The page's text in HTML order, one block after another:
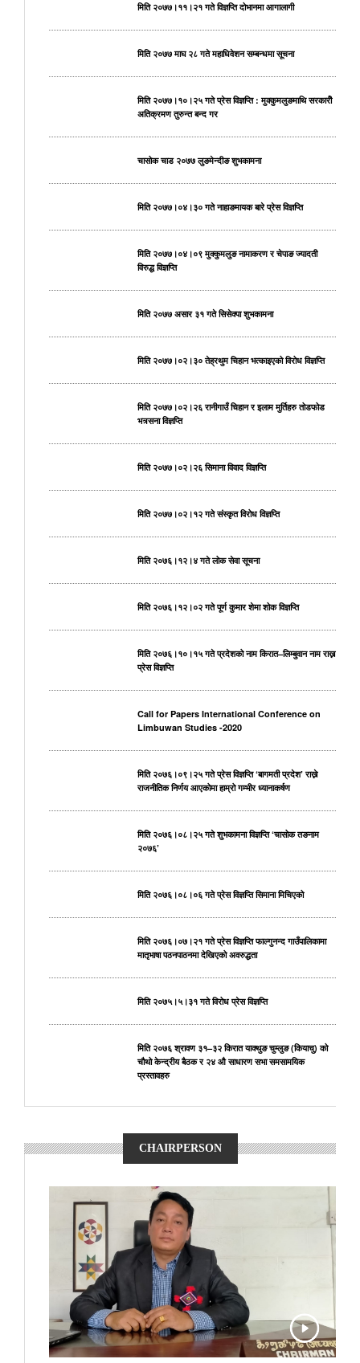
मिति २०७७।११।२१ गते विज्ञप्ति दोभानमा आगालागी
मिति २०७७ माघ २८ गते महाधिवेशन सम्बन्धमा सूचना
मिति २०७७।१०।२५ गते प्रेस विज्ञप्ति : मुक्कुमलुङमाथि सरकारीे
अतिक्रमण तुरुन्त बन्द गर
चासोक चाड २०७७ लुङमेन्दीङ शुभकामना
मिति २०७७।०४।३० गते नाहाङमायक बारे प्रेस विज्ञप्ति
मिति २०७७।०४।०९ मुक्कुमलुङ नामाकरण र चेपाङ ज्यादती
विरुद्ध विज्ञप्ति
मिति २०७७ असार ३१ गते सिसेक्पा शुभकामना
मिति २०७७।०२।३० तेह्रथुम चिहान भत्काइएको विरोध विज्ञप्ति
मिति २०७७।०२।२६ रानीगाउँ चिहान र इलाम मुर्तिहरु तोडफोड
भत्र्सना विज्ञप्ति
मिति २०७७।०२।२६ सिमाना विवाद विज्ञप्ति
मिति २०७७।०२।१२ गते संस्कृत विरोध विज्ञप्ति
मिति २०७६।१२।४ गते लोक सेवा सूचना
मिति २०७६।१२।०२ गते पूर्ण कुमार शेमा शोक विज्ञप्ति
मिति २०७६।१०।१५ गते प्रदेशको नाम किरात–लिम्बुवान नाम राख्न
प्रेस विज्ञप्ति
Call for Papers International Conference on
Limbuwan Studies -2020
मिति २०७६।०९।२५ गते प्रेस विज्ञप्ति ‘बागमती प्रदेश’ राख्ने
राजनीतिक निर्णय आएकोमा हाम्रो गम्भीर ध्यानाकर्षण
मिति २०७६।०८।२५ गते शुभकामना विज्ञप्ति ‘चासोक तङनाम
२०७६’
मिति २०७६।०८।०६ गते प्रेस विज्ञप्ति सिमाना मिचिएको
मिति २०७६।०७।२१ गते प्रेस विज्ञप्ति फाल्गुनन्द गाउँपालिकामा
मातृभाषा पठनपाठनमा देखिएको अवरुद्धता
मिति २०७५।५।३१ गते विरोध प्रेस विज्ञप्ति
मिति २०७६ श्रावण ३१–३२ किरात याक्थुङ चुम्लुङ (कियाचु) को
चौथो केन्द्रीय बैठक र २४ औ साधारण सभा समसामयिक
प्रस्तावहरु
CHAIRPERSON